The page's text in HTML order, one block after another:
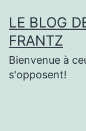
au
contenu
LE BLOG
FRANTZ
Bienvenue à
s'opposent!